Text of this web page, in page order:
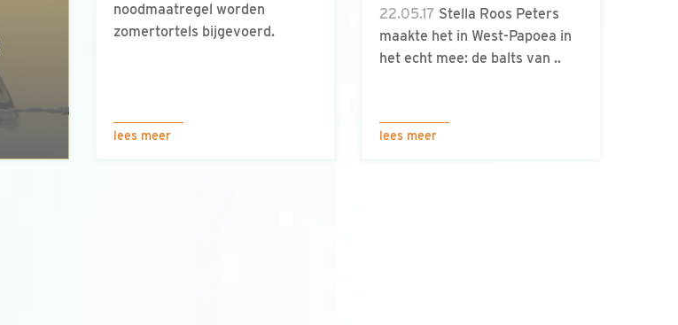
noodmaatregel worden
zomertortels bijgevoerd.
lees meer
22.05.17 Stella Roos Peters
maakte het in West-Papoea in
het echt mee: de balts van ..
lees meer